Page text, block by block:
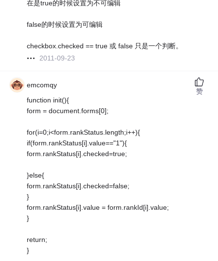
在是true的时候设置为不可编辑
false的时候设置为可编辑
checkbox.checked == true 或 false 只是一个判断。
2011-09-23
emcomqy
function init(){
form = document.forms[0];
for(i=0;i<form.rankStatus.length;i++){
if(form.rankStatus[i].value=="1"){
form.rankStatus[i].checked=true;
}else{
form.rankStatus[i].checked=false;
}
form.rankStatus[i].value = form.rankId[i].value;
}
return;
}
赞